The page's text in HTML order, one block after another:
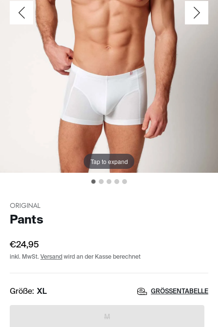
Tap to expand
ORIGINAL
Pants
€24,95
inkl. MwSt. Versand wird an der Kasse berechnet
Größe: XL GRÖSSENTABELLE
M